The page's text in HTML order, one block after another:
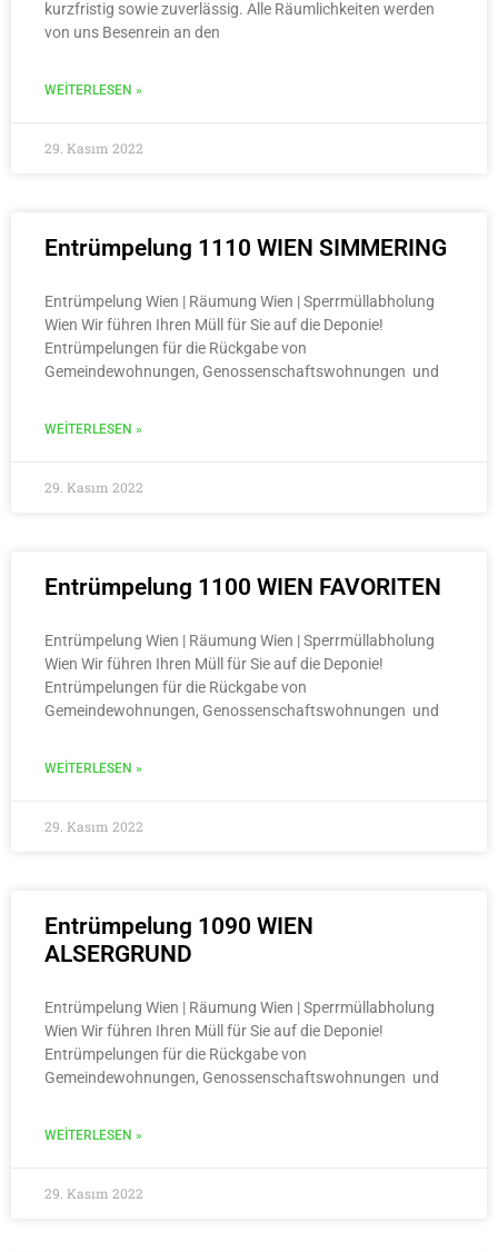
kurzfristig sowie zuverlässig. Alle Räumlichkeiten werden
von uns Besenrein an den
WEITERLESEN »
29. Kasım 2022
Entrümpelung 1110 WIEN SIMMERING
Entrümpelung Wien | Räumung Wien | Sperrmüllabholung
Wien Wir führen Ihren Müll für Sie auf die Deponie!
Entrümpelungen für die Rückgabe von
Gemeindewohnungen, Genossenschaftswohnungen und
WEITERLESEN »
29. Kasım 2022
Entrümpelung 1100 WIEN FAVORITEN
Entrümpelung Wien | Räumung Wien | Sperrmüllabholung
Wien Wir führen Ihren Müll für Sie auf die Deponie!
Entrümpelungen für die Rückgabe von
Gemeindewohnungen, Genossenschaftswohnungen und
WEITERLESEN »
29. Kasım 2022
Entrümpelung 1090 WIEN
ALSERGRUND
Entrümpelung Wien | Räumung Wien | Sperrmüllabholung
Wien Wir führen Ihren Müll für Sie auf die Deponie!
Entrümpelungen für die Rückgabe von
Gemeindewohnungen, Genossenschaftswohnungen und
WEITERLESEN »
29. Kasım 2022